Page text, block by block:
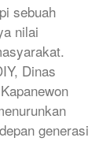
sebuah
nilai
Dinas
generasi